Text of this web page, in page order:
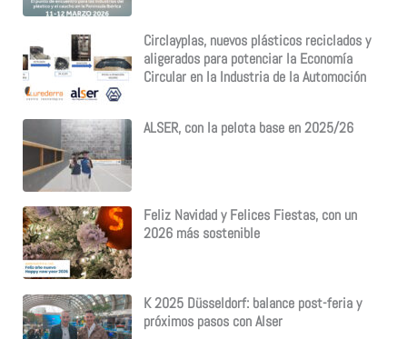
Circlayplas, nuevos plásticos reciclados y
aligerados para potenciar la Economía
Circular en la Industria de la Automoción
ALSER, con la pelota base en 2025/26
Feliz Navidad y Felices Fiestas, con un
2026 más sostenible
K 2025 Düsseldorf: balance post-feria y
próximos pasos con Alser